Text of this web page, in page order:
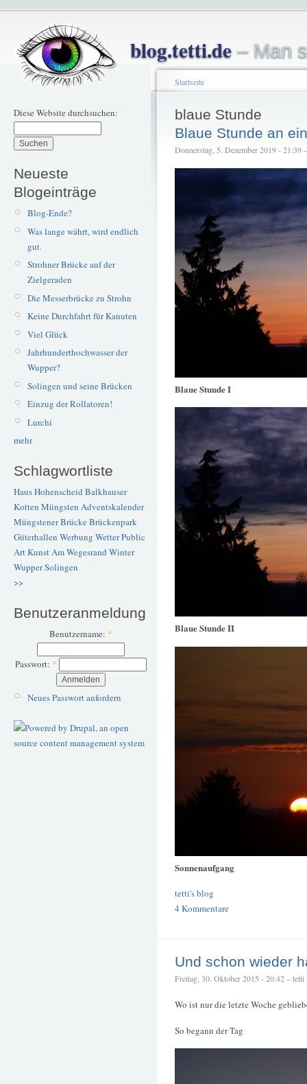
blog.tetti.de– Man
Diese Website durchsuchen:
Neueste
Blogeinträge
Blog-Ende?
Was lange währt, wird endlich
gut.
Strohner Brücke auf der
Zielgeraden
Die Messerbrücke zu Strohn
Keine Durchfahrt für Kanuten
Viel Glück
Jahrhunderthochwasser der
Wupper?
Solingen und seine Brücken
Einzug der Rollatoren!
Lurchi
mehr
Schlagwortliste
Haus Hohenscheid Balkhauser
Kotten Müngsten Adventskalender
Müngstener BrückeBrückenpark
Güterhallen Werbung WetterPublic
ArtKunstAm Wegesrand Winter
WupperSolingen
>>
Benutzeranmeldung
Benutzername: *
Passwort: *
Neues Passwort anfordern
Startseite
blaue Stunde
Blaue Stunde an
Donnerstag, 5. Dezember 2019 - 21:39
Blaue Stunde I
Blaue Stunde II
Sonnenaufgang
tetti's blog
4 Kommentare
Und schon wieder
Freitag, 30. Oktober 2015 - 20:42 – tetti
Wo ist nur die letzte Woche
So begann der Tag